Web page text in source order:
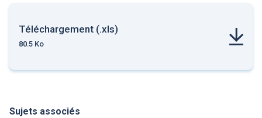
Téléchargement (.xls)
80.5 Ko
Sujets associés